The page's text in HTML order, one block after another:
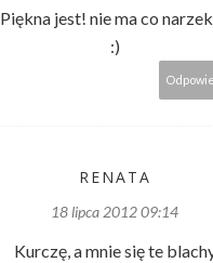
Piękna jest! nie ma co
:)
RENATA
18 lipca 2012 09:14
Kurczę, a mnie się te